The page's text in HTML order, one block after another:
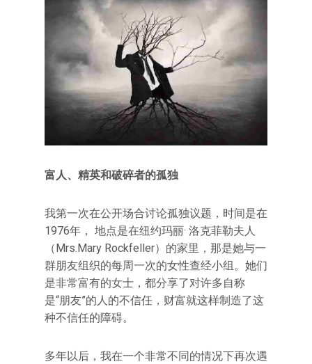
富人、精英和破碎者的孤独
我第一次在公开场合讨论孤独议题，时间是在
1976年， 地点是在纽约玛丽· 洛克菲勒夫人
（Mrs.Mary Rockfeller）的家里，那是她与一
群朋友组织的每周一次的女性查经小组。她们
是非常富有的女士，都分享了对许多自称
是“朋友”的人的不信任，财富就这样制造了这
种不信任的障碍。
多年以后，我在一个非常不同的情况下再次遇